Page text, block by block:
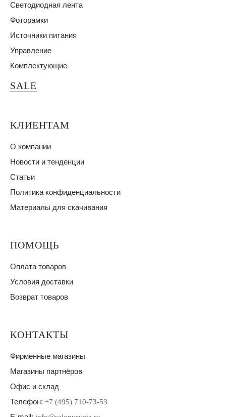
Светодиодная лента
Фоторамки
Источники питания
Управление
Комплектующие
SALE
КЛИЕНТАМ
О компании
Новости и тенденции
Статьи
Политика конфиденциальности
Материалы для скачивания
ПОМОЩЬ
Оплата товаров
Условия доставки
Возврат товаров
КОНТАКТЫ
Фирменные магазины
Магазины партнёров
Офис и склад
Телефон: +7 (495) 710-73-53